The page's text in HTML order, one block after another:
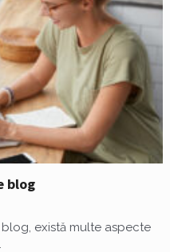
blog
există multe aspecte